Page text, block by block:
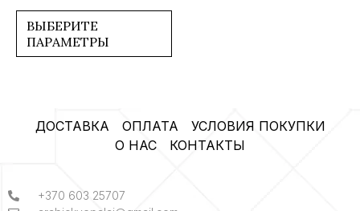
из
ВЫБЕРИТЕ
ПАРАМЕТРЫ
ДОСТАВКА ОПЛАТА
УСЛОВИЯ ПОКУПКИ
О НАС
КОНТАКТЫ
+370 603 25707